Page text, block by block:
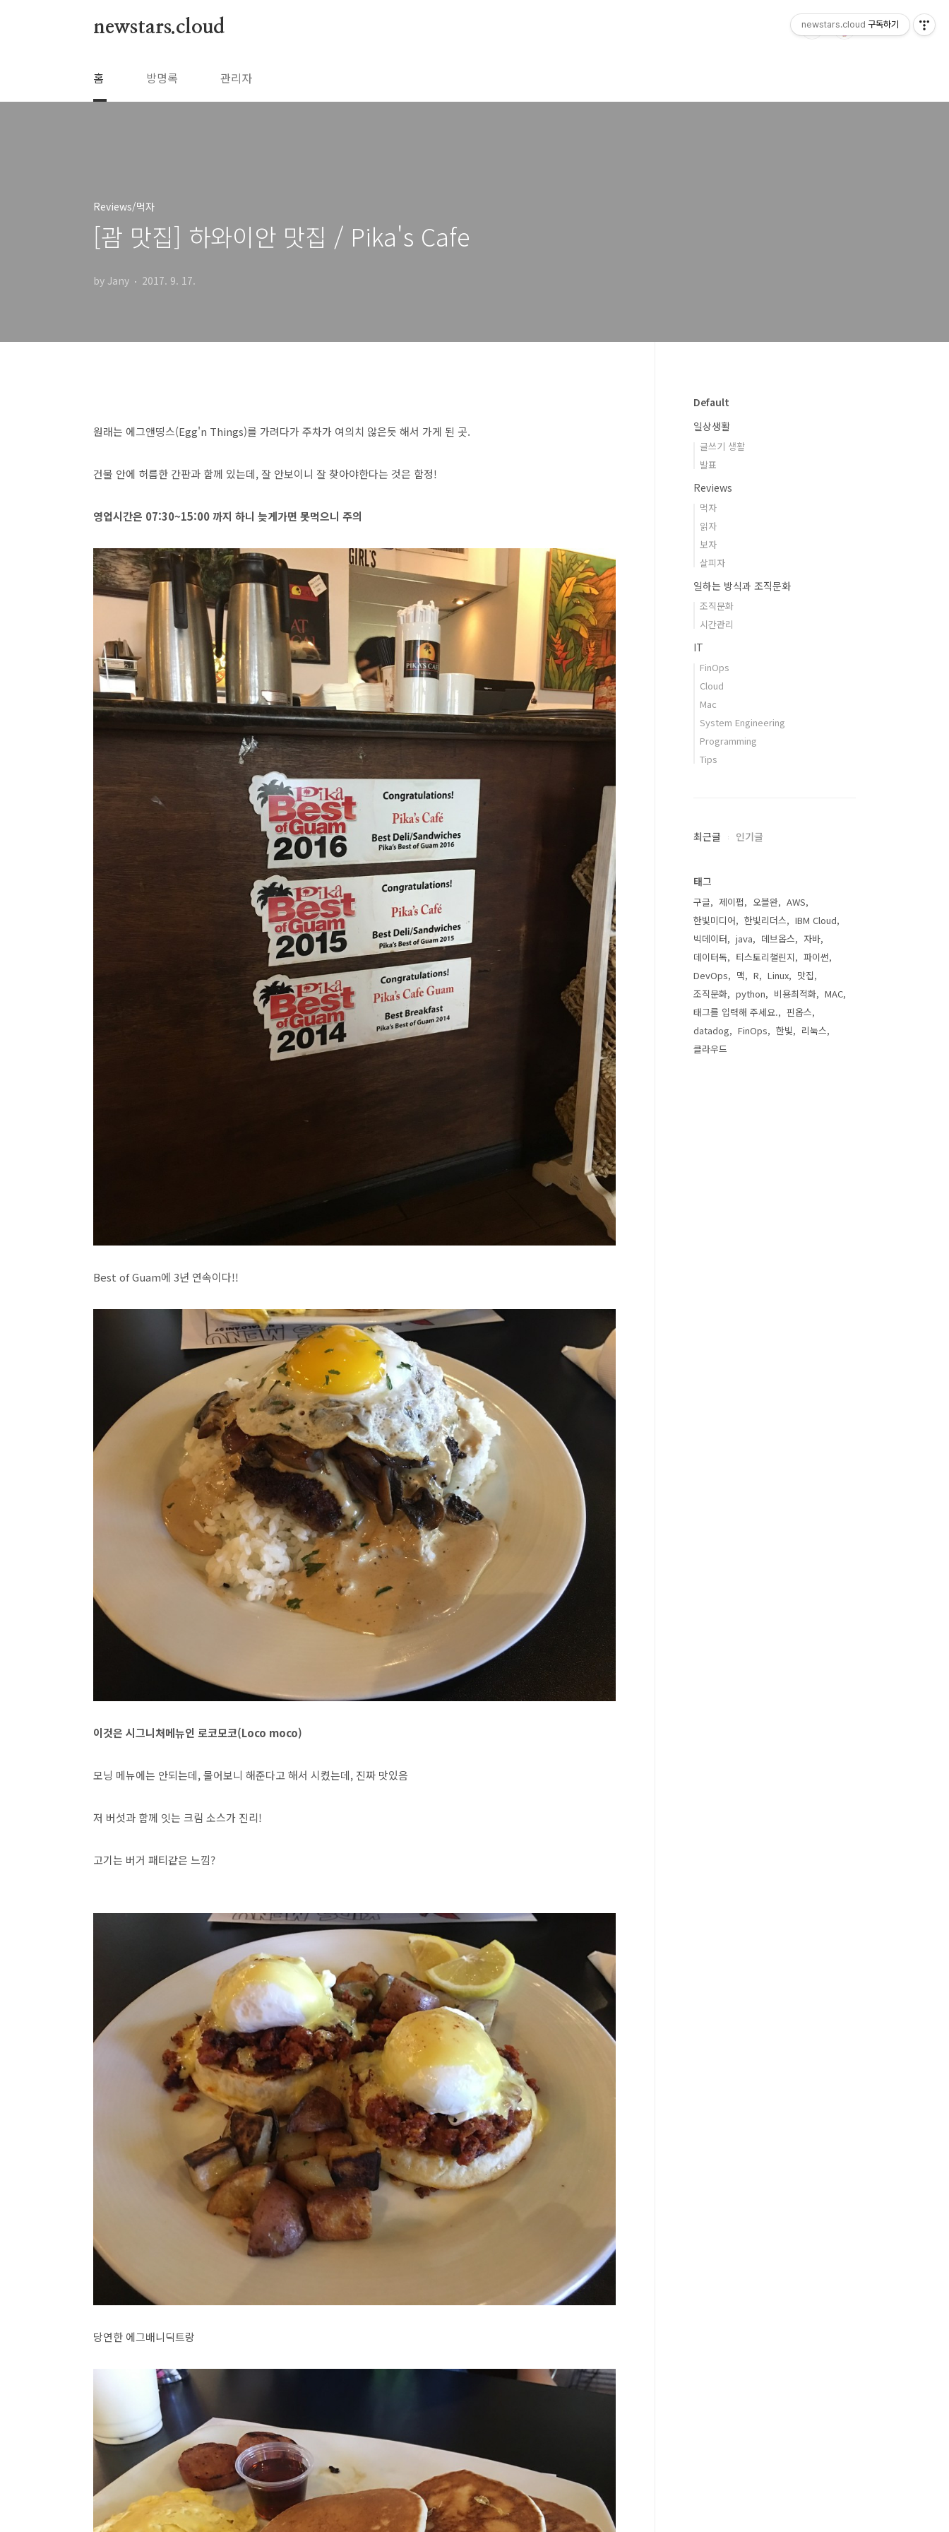
newstars.cloud
홈 방명록 관리자
Reviews/먹자
[괌 맛집] 하와이안 맛집 / Pika's Cafe
by Jany 2017. 9. 17.
원래는 에그앤띵스(Egg'n Things)를 가려다가 주차가 여의치 않은듯 해서 가게 된 곳.
건물 안에 허름한 간판과 함께 있는데, 잘 안보이니 잘 찾아야한다는 것은 함정!
영업시간은 07:30~15:00 까지 하니 늦게가면 못먹으니 주의
Best of Guam에 3년 연속이다!!
이것은 시그니처메뉴인 로코모코(Loco moco)
모닝 메뉴에는 안되는데, 물어보니 해준다고 해서 시켰는데, 진짜 맛있음
저 버섯과 함께 잇는 크림 소스가 진리!
고기는 버거 패티같은 느낌?
당연한 에그배니딕트랑
Default
일상생활
글쓰기 생활
발표
Reviews
먹자
읽자
보자
살피자
일하는 방식과 조직문화
조직문화
시간관리
IT
FinOps
Cloud
Mac
System Engineering
Programming
Tips
최근글 인기글
태그
구글 제이펍 오블완
AWS
한빛미디어
한빛리더스
IBM Cloud
빅데이터
java 데브옵스
자바
데이터독
티스토리챌린지
파이썬
DevOps
맥 R Linux
맛집
조직문화
python 비용최적화
MAC
태그를 입력해 주세요.
핀옵스
datadog
FinOps 한빛
리눅스
클라우드
newstars.cloud 구독하기